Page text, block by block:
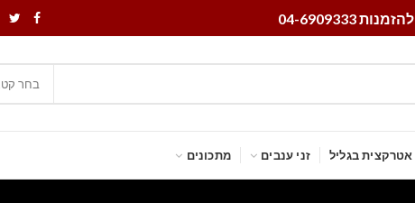
להזמנות 04-6909333
בחר
אטרקצית בגליל זני ענבים מתכונים